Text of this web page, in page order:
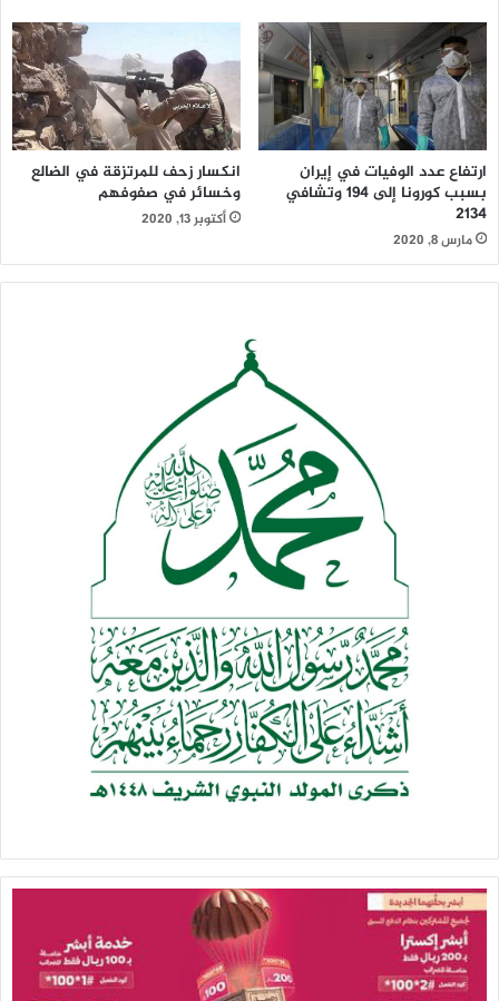
ارتفاع عدد الوفيات في إيران
بسبب كورونا إلى 194 وتشافي
2134
مارس 8, 2020
انكسار زحف للمرتزقة في الضالع
وخسائر في صفوفهم
أكتوبر 13, 2020